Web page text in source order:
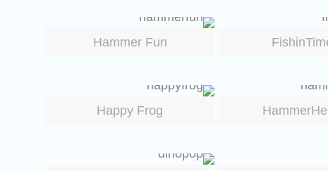
Hammer Fun
Happy Frog